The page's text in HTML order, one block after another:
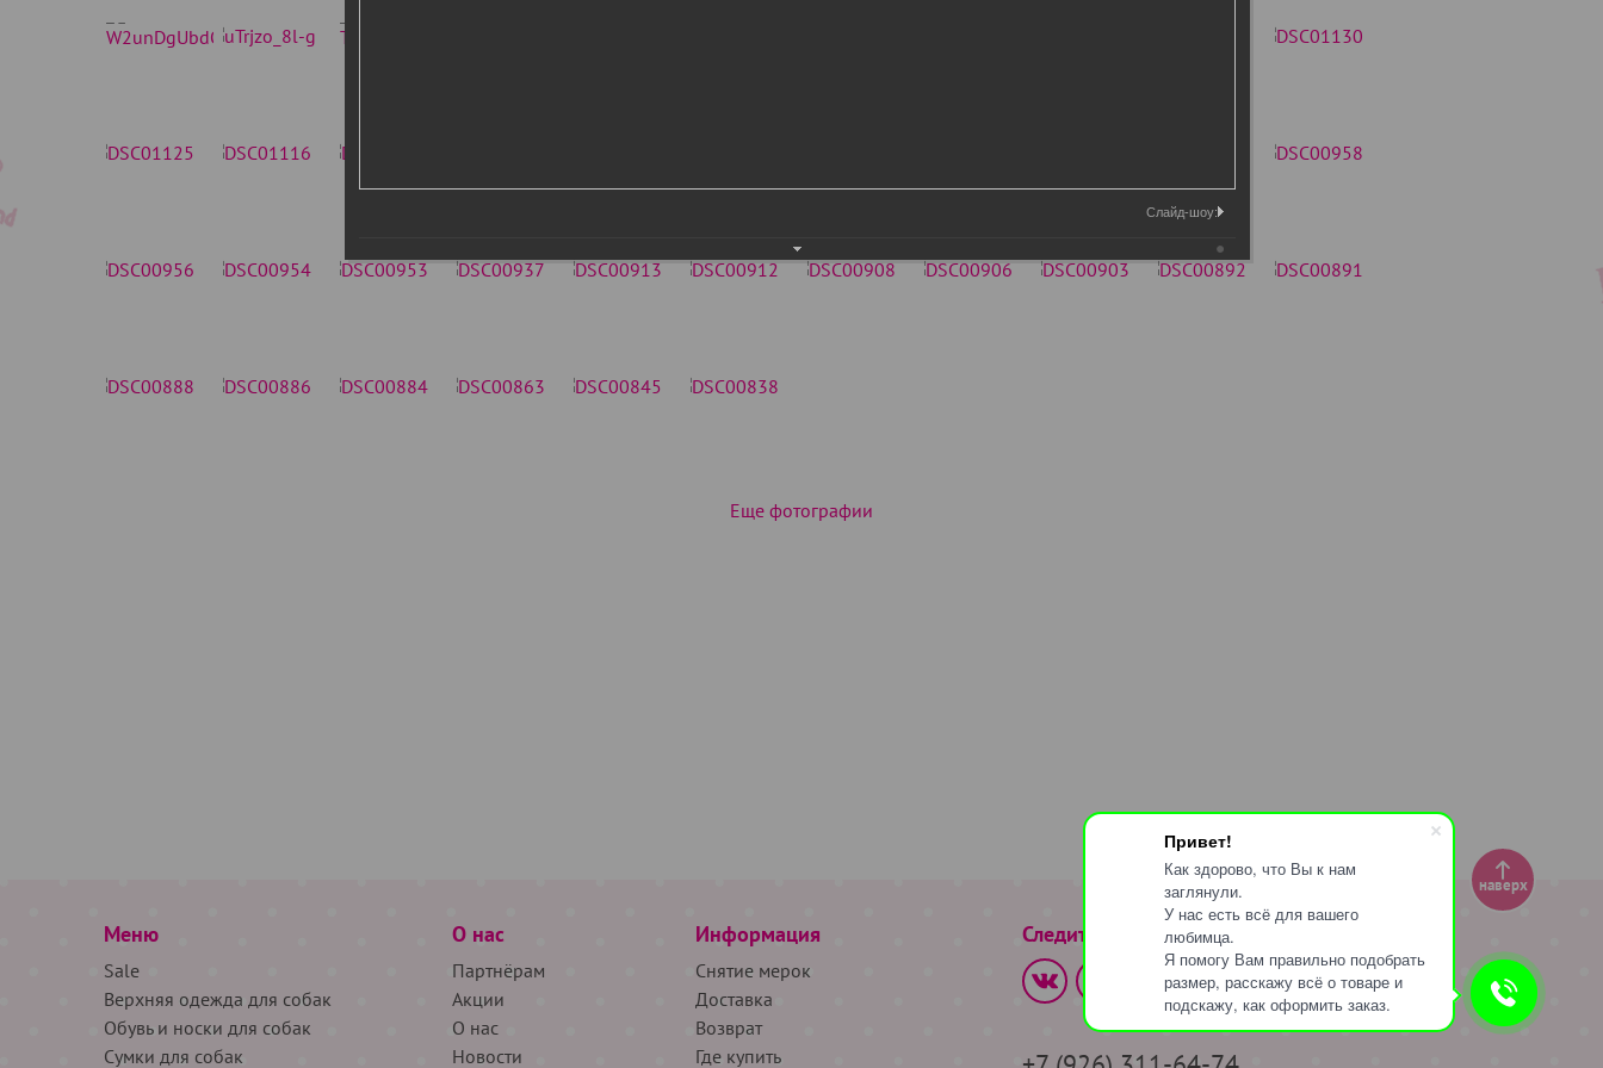
Привет!
Как здорово, что Вы к нам
заглянули.
У нас есть всё для вашего
любимца.
Я помогу Вам правильно подобрать
размер, расскажу всё о товаре и
подскажу, как оформить заказ.
Еще фотографии
Меню
Sale
Верхняя одежда для собак
Обувь и носки для собак
Сумки для собак
О нас
Партнёрам
Акции
О нас
Новости
Информация
Снятие мерок
Доставка
Возврат
Где купить
Следите за нами
наверх
Слайд-шоу: